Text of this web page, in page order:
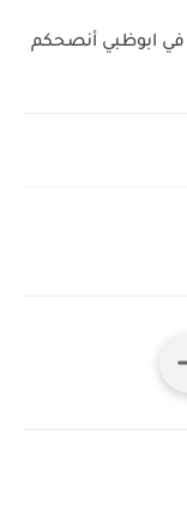
ابوظبي أنصحكم